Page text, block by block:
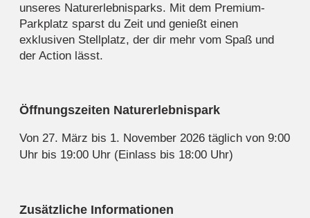
unseres Naturerlebnisparks. Mit dem Premium-
Parkplatz sparst du Zeit und genießt einen
exklusiven Stellplatz, der dir mehr vom Spaß und
der Action lässt.
Öffnungszeiten Naturerlebnispark
Von 27. März bis 1. November 2026 täglich von 9:00
Uhr bis 19:00 Uhr (Einlass bis 18:00 Uhr)
Zusätzliche Informationen